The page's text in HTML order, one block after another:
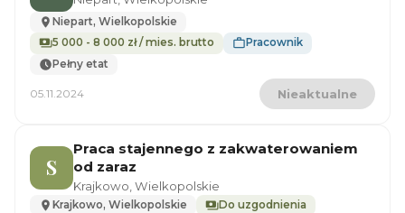
Niepart, Wielkopolskie
5 000 - 8 000 zł / mies. brutto
Pracownik
Pełny etat
05.11.2024 Nieaktualne
S
Praca stajennego z zakwaterowaniem
od zaraz
Krajkowo, Wielkopolskie
Krajkowo, Wielkopolskie
Do uzgodnienia